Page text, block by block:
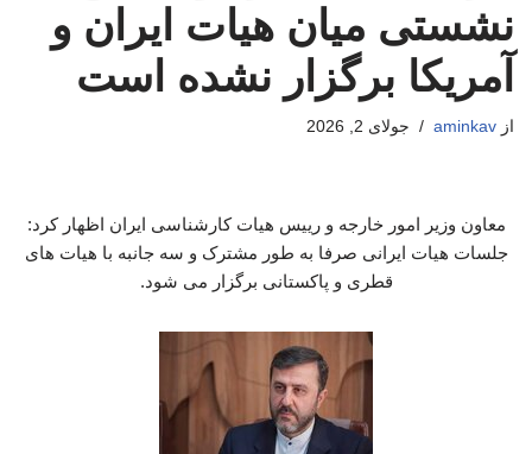
نشستی میان هیات ایران و
آمریکا برگزار نشده است
از aminkav جولای 2, 2026
معاون وزیر امور خارجه و رییس هیات کارشناسی ایران اظهار کرد:
جلسات هیات ایرانی صرفا به طور مشترک و سه جانبه با هیات های
قطری و پاکستانی برگزار می شود.